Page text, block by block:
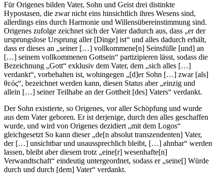
Für Origenes bilden Vater, Sohn und Geist drei distinkte
Hypostasen, die zwar nicht eins hinsichtlich ihres Wesens sind,
allerdings eins durch Harmonie und Willensübereinstimmung sind.
Origenes zufolge zeichnet sich der Vater dadurch aus, dass „er der
ursprungslose Ursprung aller [Dinge] ist“ und alles dadurch erhält,
dass er dieses an „seiner […] vollkommene[n] Seinsfülle [und] an
[…] seinem vollkommenen Gottsein“ partizipieren lässt, sodass die
Bezeichnung „Gott“ exklusiv dem Vater, dem „sich alles […]
verdankt“, vorbehalten ist, wohingegen „[d]er Sohn […] zwar [als]
θεός“, bezeichnet werden kann, diesen Status aber „einzig und
allein […] seiner Teilhabe an der Gottheit [des] Vaters“ verdankt.
Der Sohn existierte, so Origenes, vor aller Schöpfung und wurde
aus dem Vater geboren. Er ist derjenige, durch den alles geschaffen
wurde, und wird von Origenes dezidiert „mit dem Logos“
gleichgesetzt So kann dieser „de[n absolut transzendenten] Vater,
der […] unsichtbar und unaussprechlich bleibt, […] ahnbar“ werden
lassen, bleibt aber diesem trotz „eine[r] wesenhafte[n]
Verwandtschaft“ eindeutig untergeordnet, sodass er „seine[] Würde
durch und durch [dem] Vater“ verdankt.